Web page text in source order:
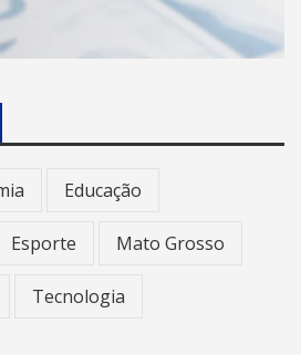
Educação
Esporte Mato Grosso
Tecnologia